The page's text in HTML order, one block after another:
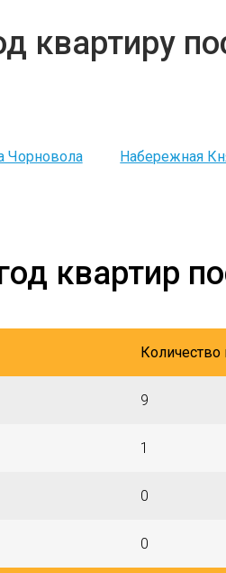
квартиру
Чорновола
Набережная
квартир
9
1
0
0